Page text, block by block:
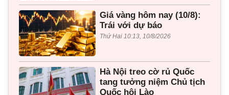
Giá vàng hôm nay (10/8):
Trái với dự báo
Thứ Hai 10:13, 10/8/2026
Hà Nội treo cờ rủ Quốc
tang tưởng niệm Chủ tịch
Quốc hội Lào